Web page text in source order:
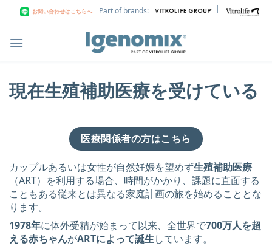
お問い合わせはこちらへ Part of brands: |
現在生殖補助医療を受けている
医療関係者の方はこちら
カップルあるいは女性が自然妊娠を望めず生殖補助医療
（ART）を利用する場合、時間がかかり、課題に直面する
こともある従来とは異なる家庭計画の旅を始めることとな
ります。
1978年に体外受精が始まって以来、全世界で700万人を超
える赤ちゃんがARTによって誕生しています。